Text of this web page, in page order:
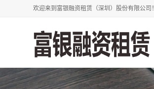
欢迎来到富银融资租赁（深圳）股份有限公司！